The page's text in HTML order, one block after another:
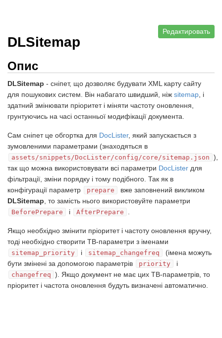
Редактировать
DLSitemap
Опис
DLSitemap - сніпет, що дозволяє будувати XML карту сайту
для пошукових систем. Він набагато швидший, ніж sitemap , і
здатний змінювати пріоритет і міняти частоту оновлення,
грунтуючись на часі останньої модифікації документа.
Сам сніпет це обгортка для DocLister, який запускається з
зумовленими параметрами (знаходяться в
assets/snippets/DocLister/config/core/sitemap.json ),
так що можна використовувати всі параметри DocLister для
фільтрації, зміни порядку і тому подібного. Так як в
конфігурації параметр
prepare
вже заповнений викликом
DLSitemap , то замість нього використовуйте параметри
BeforePrepare і AfterPrepare
Якщо необхідно змінити пріоритет і частоту оновлення вручну,
тоді необхідно створити ТВ-параметри з іменами
sitemap_priority і sitemap_changefreq
(імена можуть
бути змінені за допомогою параметрів
priority і
changefreq ). Якщо документ не має цих ТВ-параметрів, то
пріоритет і частота оновлення будуть визначені автоматично.